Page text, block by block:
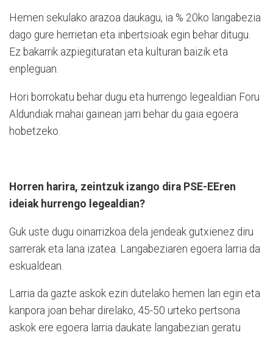
Hemen sekulako arazoa daukagu, ia % 20ko langabezia
dago gure herrietan eta inbertsioak egin behar ditugu.
Ez bakarrik azpiegituratan eta kulturan baizik eta
enpleguan.
Hori borrokatu behar dugu eta hurrengo legealdian Foru
Aldundiak mahai gainean jarri behar du gaia egoera
hobetzeko.
Horren harira, zeintzuk izango dira PSE-EEren
ideiak hurrengo legealdian?
Guk uste dugu oinarrizkoa dela jendeak gutxienez diru
sarrerak eta lana izatea. Langabeziaren egoera larria da
eskualdean.
Larria da gazte askok ezin dutelako hemen lan egin eta
kanpora joan behar direlako, 45-50 urteko pertsona
askok ere egoera larria daukate langabezian geratu